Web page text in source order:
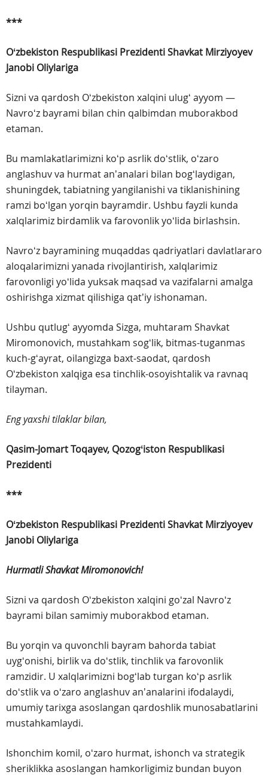
***
Oʻzbekiston Respublikasi PrezidentiShavkat Mirziyoyev
Janobi Oliylariga
Sizni va qardosh Oʻzbekiston xalqini ulugʻ ayyom —
Navroʻz bayrami bilan chin qalbimdan muborakbod
etaman.
Bu mamlakatlarimizni koʻp asrlik doʻstlik, oʻzaro
anglashuv va hurmat anʼanalari bilan bogʻlaydigan,
shuningdek, tabiatning yangilanishi va tiklanishining
ramzi boʻlgan yorqin bayramdir. Ushbu fayzli kunda
xalqlarimiz birdamlik va farovonlik yoʻlida birlashsin.
Navroʻz bayramining muqaddas qadriyatlari davlatlararo
aloqalarimizni yanada rivojlantirish, xalqlarimiz
farovonligi yoʻlida yuksak maqsad va vazifalarni amalga
oshirishga xizmat qilishiga qatʼiy ishonaman.
Ushbu qutlugʻ ayyomda Sizga, muhtaram Shavkat
Miromonovich, mustahkam sogʻlik, bitmas-tuganmas
kuch-gʻayrat, oilangizga baxt-saodat, qardosh
Oʻzbekiston xalqiga esa tinchlik-osoyishtalik va ravnaq
tilayman.
Eng yaxshi tilaklar bilan,
Qasim-Jomart Toqayev, Qozogʻiston Respublikasi
Prezidenti
***
Oʻzbekiston Respublikasi PrezidentiShavkat Mirziyoyev
Janobi Oliylariga
Hurmatli Shavkat Miromonovich!
Sizni va qardosh Oʻzbekiston xalqini goʻzal Navroʻz
bayrami bilan samimiy muborakbod etaman.
Bu yorqin va quvonchli bayram bahorda tabiat
uygʻonishi, birlik va doʻstlik, tinchlik va farovonlik
ramzidir. U xalqlarimizni bogʻlab turgan koʻp asrlik
doʻstlik va oʻzaro anglashuv anʼanalarini ifodalaydi,
umumiy tarixga asoslangan qardoshlik munosabatlarini
mustahkamlaydi.
Ishonchim komil, oʻzaro hurmat, ishonch va strategik
sheriklikka asoslangan hamkorligimiz bundan buyon